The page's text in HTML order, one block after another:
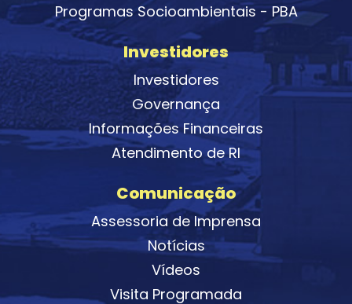
Programas Socioambientais - PBA
Investidores
Investidores
Governança
Informações Financeiras
Atendimento de RI
Comunicação
Assessoria de Imprensa
Notícias
Vídeos
Visita Programada